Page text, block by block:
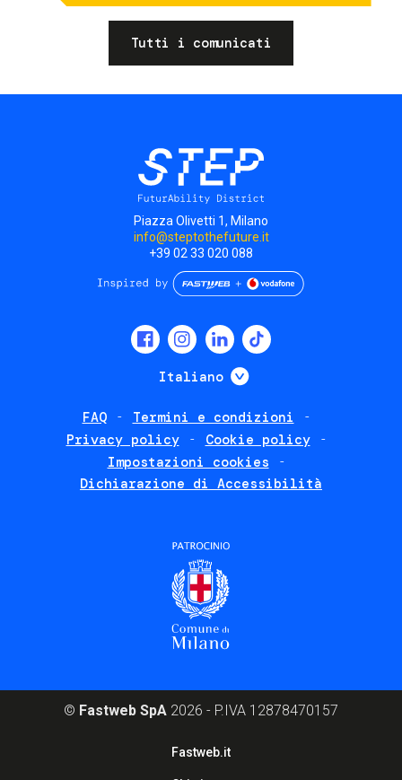
Tutti i comunicati
Piazza Olivetti 1, Milano
info@steptothefuture.it
+39 02 33 020 088
Italiano Mostra ulteriori
FAQ
Termini e condizioni
Privacy policy
Cookie policy
Impostazioni cookies
Dichiarazione di Accessibilità
© Fastweb SpA 2026 - P.IVA 12878470157
Fastweb.it